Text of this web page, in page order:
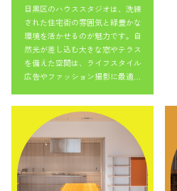
目黒区のハウススタジオは、洗練
された住宅街の雰囲気と緑豊かな
環境を活かせるのが魅力です。自
然光が差し込む大きな窓やテラス
を備えた空間は、ライフスタイル
広告やファッション撮影に最適。
広い作品づくりに対応可能です。